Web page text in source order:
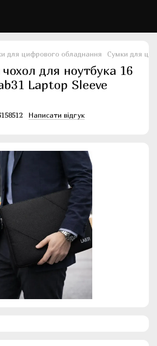
для цифрового обладнання Сумки для
для ноутбука 16
Laptop Sleeve
Написати відгук